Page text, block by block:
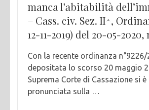
manca l’abitabilità
– Cass. civ. Sez. II^,
12-11-2019) del 20-05-2020,
Con la recente ordinanza n°9226/
depositata lo scorso 20 maggio
Suprema Corte di Cassazione si è
pronunciata sulla …